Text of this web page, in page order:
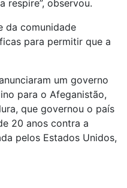
respire”, observou.
da comunidade
para permitir que a
um governo
para o Afeganistão,
que governou o país
20 anos contra a
pelos Estados Unidos,